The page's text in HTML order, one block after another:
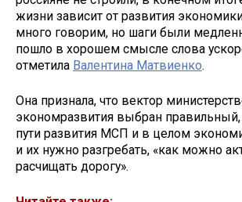
жизни зависит от развития
много говорим, но шаги были
пошло в хорошем смысле слова
отметила Валентина Матвиенко.
Она признала, что вектор
экономразвития выбран правильный,
пути развития МСП и в целом
и их нужно разгребать, «как можно
расчищать дорогу».